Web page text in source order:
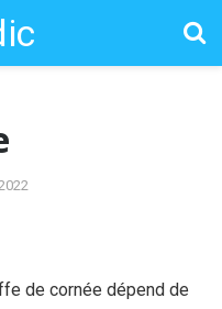
de cornée dépend de